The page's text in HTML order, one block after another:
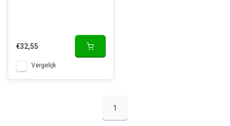
€32,55
Vergelijk
1